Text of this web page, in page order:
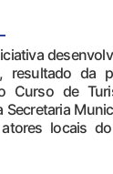
resultado da
Curso de
locais